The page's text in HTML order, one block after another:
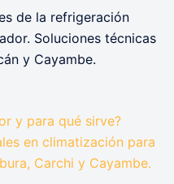
de la refrigeración
Soluciones técnicas
y Cayambe.